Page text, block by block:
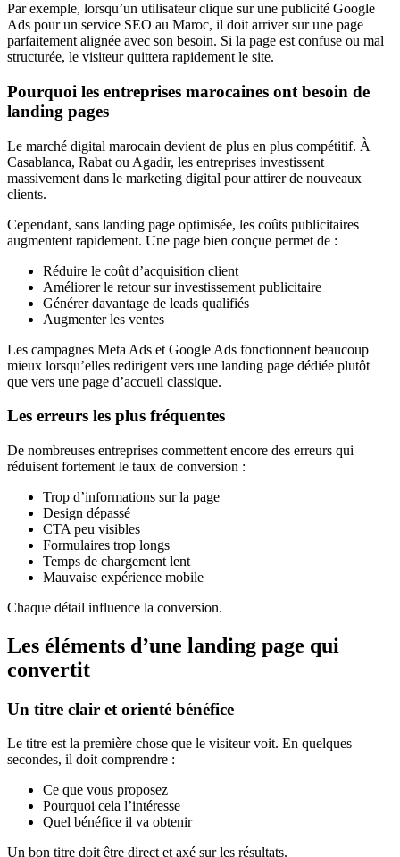
Par exemple, lorsqu’un utilisateur clique sur une publicité Google
Ads pour un service SEO au Maroc, il doit arriver sur une page
parfaitement alignée avec son besoin. Si la page est confuse ou mal
structurée, le visiteur quittera rapidement le site.
Pourquoi les entreprises marocaines ont besoin de
landing pages
Le marché digital marocain devient de plus en plus compétitif. À
Casablanca, Rabat ou Agadir, les entreprises investissent
massivement dans le marketing digital pour attirer de nouveaux
clients.
Cependant, sans landing page optimisée, les coûts publicitaires
augmentent rapidement. Une page bien conçue permet de :
Réduire le coût d’acquisition client
Améliorer le retour sur investissement publicitaire
Générer davantage de leads qualifiés
Augmenter les ventes
Les campagnes Meta Ads et Google Ads fonctionnent beaucoup
mieux lorsqu’elles redirigent vers une landing page dédiée plutôt
que vers une page d’accueil classique.
Les erreurs les plus fréquentes
De nombreuses entreprises commettent encore des erreurs qui
réduisent fortement le taux de conversion :
Trop d’informations sur la page
Design dépassé
CTA peu visibles
Formulaires trop longs
Temps de chargement lent
Mauvaise expérience mobile
Chaque détail influence la conversion.
Les éléments d’une landing page qui
convertit
Un titre clair et orienté bénéfice
Le titre est la première chose que le visiteur voit. En quelques
secondes, il doit comprendre :
Ce que vous proposez
Pourquoi cela l’intéresse
Quel bénéfice il va obtenir
Un bon titre doit être direct et axé sur les résultats.